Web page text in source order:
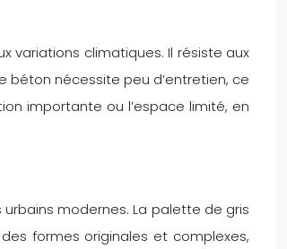
variations climatiques. Il résiste aux
béton nécessite peu d’entretien, ce
importante ou l’espace limité, en
modernes. La palette de gris
formes originales et complexes,